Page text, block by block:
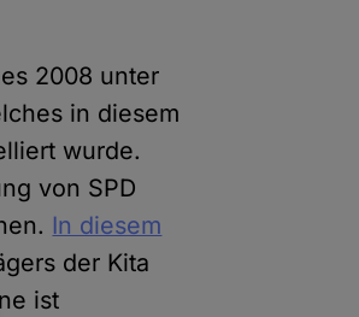
2008 unter
in diesem
wurde.
von SPD
In diesem
der Kita
ist